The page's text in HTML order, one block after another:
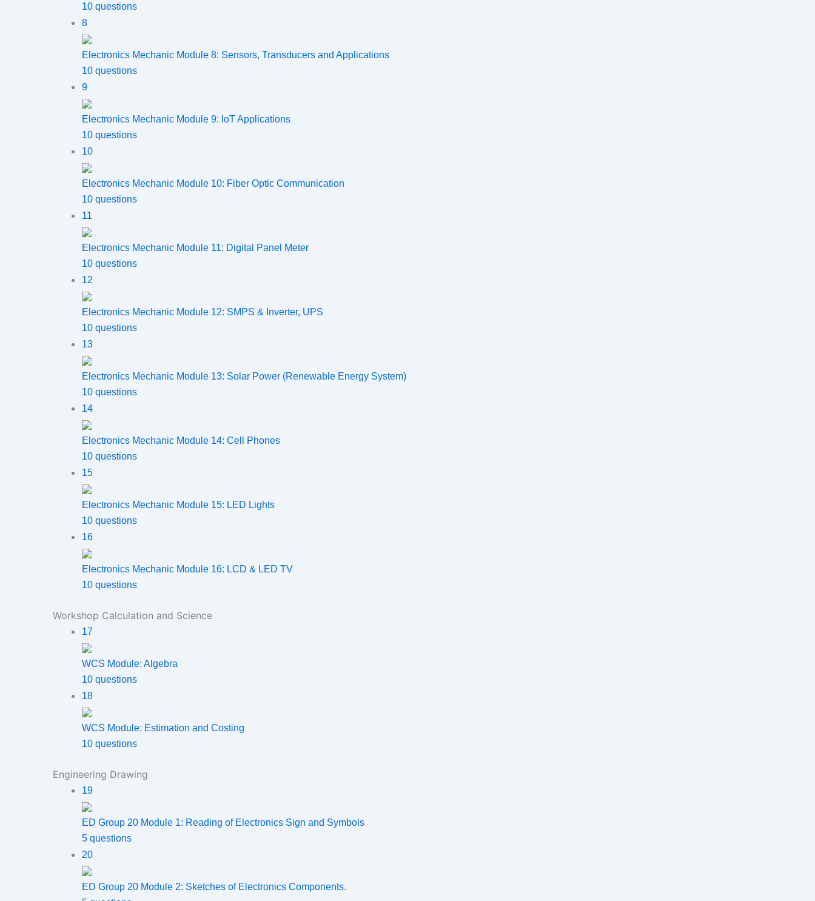
10 questions
8
Electronics Mechanic Module 8: Sensors, Transducers and Applications
10 questions
9
Electronics Mechanic Module 9: IoT Applications
10 questions
10
Electronics Mechanic Module 10: Fiber Optic Communication
10 questions
11
Electronics Mechanic Module 11: Digital Panel Meter
10 questions
12
Electronics Mechanic Module 12: SMPS & Inverter, UPS
10 questions
13
Electronics Mechanic Module 13: Solar Power (Renewable Energy System)
10 questions
14
Electronics Mechanic Module 14: Cell Phones
10 questions
15
Electronics Mechanic Module 15: LED Lights
10 questions
16
Electronics Mechanic Module 16: LCD & LED TV
10 questions
Workshop Calculation and Science
17
WCS Module: Algebra
10 questions
18
WCS Module: Estimation and Costing
10 questions
Engineering Drawing
19
ED Group 20 Module 1: Reading of Electronics Sign and Symbols
5 questions
20
ED Group 20 Module 2: Sketches of Electronics Components.